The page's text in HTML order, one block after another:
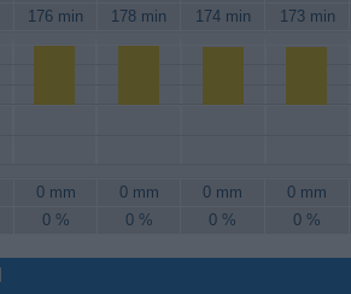
176 min 178 min 174 min 173 min
0 mm 0 mm 0 mm 0 mm
0 % 0 % 0 % 0 %